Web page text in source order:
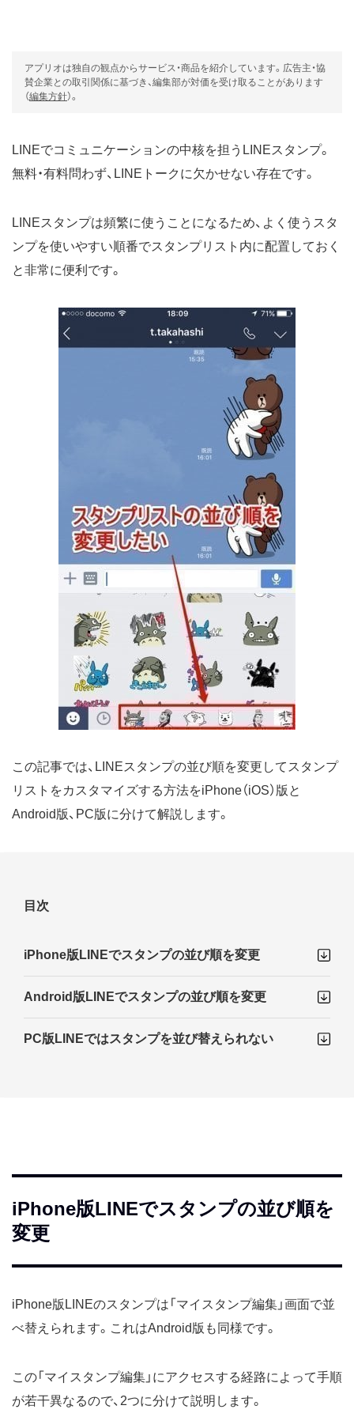
アプリオは独自の観点からサービス・商品を紹介しています。広告主・協
賛企業との取引関係に基づき、編集部が対価を受け取ることがあります
（編集方針）。
LINEでコミュニケーションの中核を担う LINEスタンプ。
無料・有料問わず、LINEトークに欠かせない存在です。
LINEスタンプは頻繁に使うことになるため、よく使うスタ
ンプを使いやすい順番でスタンプリスト内に配置しておく
と非常に便利です。
この記事では、LINEスタンプの並び順を変更してスタンプ
リストをカスタマイズする方法をiPhone（iOS）版と
Android版、PC版に分けて解説します。
目次
iPhone版LINEでスタンプの並び順を変更
Android版LINEでスタンプの並び順を変更
PC版LINEではスタンプを並び替えられない
iPhone版LINEでスタンプの並び順を
変更
iPhone版LINEのスタンプは「マイスタンプ編集」画面で並
べ替えられます。これはAndroid版も同様です。
この「マイスタンプ編集」にアクセスする経路によって手順
が若干異なるので、2つに分けて説明します。